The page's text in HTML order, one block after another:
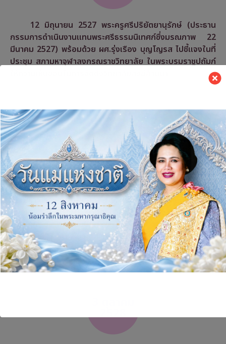
12 มิถุนายน 2527 พระครูศรีปริยัตยานุรักษ์ (ประธาน
กรรมการดำเนินงานแทนพระศรีธรรมนิเทศก์ซึ่งมรณภาพ 22
มีนาคม 2527) พร้อมด้วย ผศ.รุ่งเรือง บุญโญรส ไปชี้แจงในที่
ประชุม สภามหาจุฬาลงกรณราชวิทยาลัย ในพระบรมราชูปถัมภ์
18 มิถุนายน
2527
18 มิถุนายน 2527 เริ่มเปิดการเรียนการสอนหลักสูตรพุทธ
ศาสตรบัณฑิต ปฐมหลักสูตรที่เปิดก็คือ สาขาวิชาศาสนา โดยมี
พระมหาณรงค์ จิตฺตโสภโณ (ปัจจุบันดำรงสมณศักดิ์ที่พระสุธีวร
ญาณ) ได้กรุณารับงานสอนวิชาความรู้เบื้องต้นเกี่ยวกับพระ
ไตรปิฎก วิชาพระวินัยปิฎก วิชาพระสุตตันตปิฎก ตลอดปีการ
ศึกษา 2527 สำหรับวิชาสามัญอื่นๆในหลักสูตรได้เชิญอาจารย์
จากคณะต่าง ๆ ในมหาวิทยาลัยเชียงใหม่มาร่วมถวายความรู้
2528